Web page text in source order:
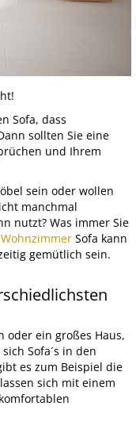
Sofa, dass
sollten Sie eine
und Ihrem
sein oder wollen
manchmal
nutzt? Was immer Sie
Sofa kann
gemütlich sein.
oder ein großes Haus,
Sofa´s in den
es zum Beispiel die
sich mit einem